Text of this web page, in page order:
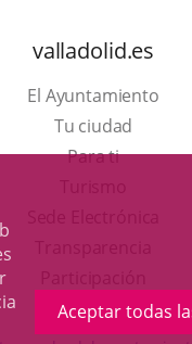
Aceptar todas
valladolid.es
El Ayuntamiento
Tu ciudad
Para ti
en
una